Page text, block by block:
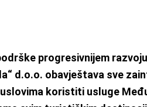
progresivnijem
d.o.o. obavještava sve
koristiti usluge